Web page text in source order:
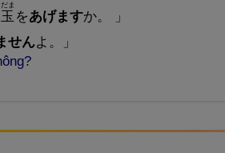
玉
ま
をあげますか。
」
せんよ。」